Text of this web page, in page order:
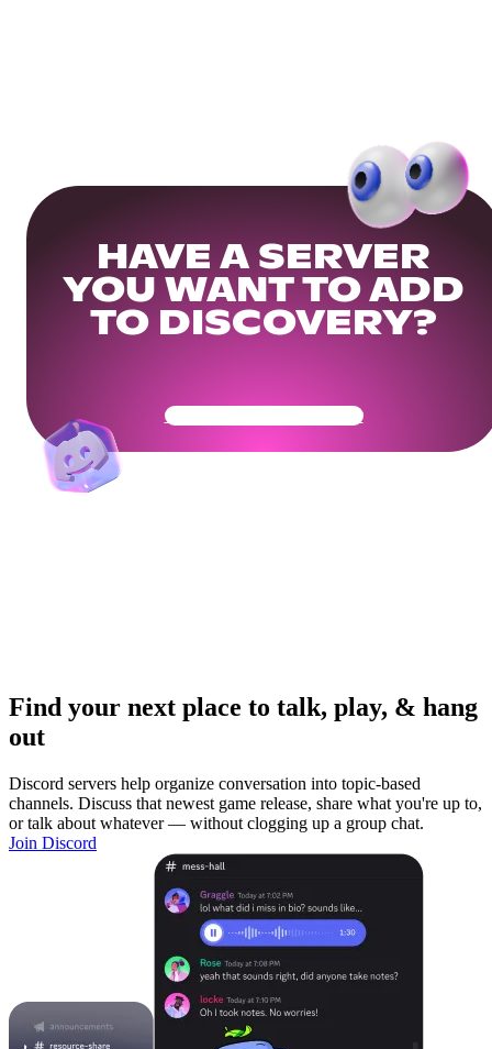
HAVE A SERVER
YOU WANT TO ADD
TO DISCOVERY?
Get Your Community Ready
Find your next place to talk, play, & hang
out
Discord servers help organize conversation into topic-based
channels. Discuss that newest game release, share what you're up to,
or talk about whatever — without clogging up a group chat.
Join Discord